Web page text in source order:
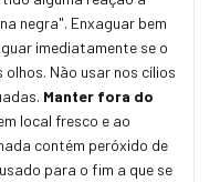
negra". Enxaguar bem
imediatamente se o
Não usar nos cílios
Manter fora do
local fresco e ao
contém peróxido de
para o fim a que se